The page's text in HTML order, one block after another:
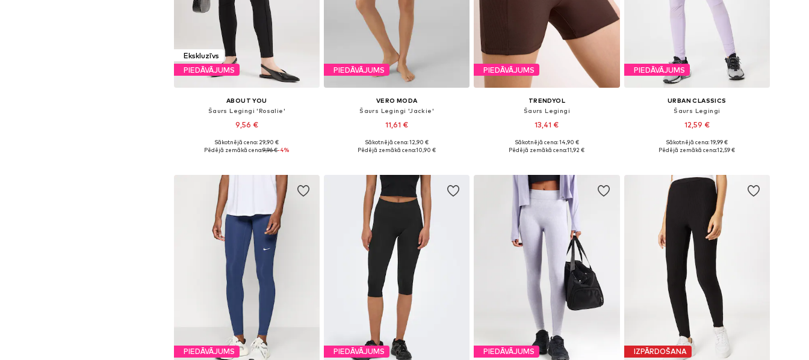
Ekskluzīvs
PIEDĀVĀJUMS
ABOUT YOU
Šaurs Legingi 'Rosalie'
9,56 €
Pieejamie izmēri: XS, S, M, L
Sākotnējā cena: 29,90 €
Pēdējā zemākā cena:9,96 €-4%
PIEDĀVĀJUMS
VERO MODA
Šaurs Legingi 'Jackie'
11,61 €
Pieejamie izmēri: XS-S, S-M, M-L, L-XL
Sākotnējā cena: 12,90 €
Pēdējā zemākā cena:10,90 €
PIEDĀVĀJUMS
TRENDYOL
Šaurs Legingi
13,41 €
Pieejamie izmēri: S, M, L
Sākotnējā cena: 14,90 €
Pēdējā zemākā cena:11,92 €
PIEDĀVĀJUMS
URBAN CLASSICS
Šaurs Legingi
12,59 €
+10
Pieejamie izmēri: S, M, L
Sākotnējā cena: 19,99 €
Pēdējā zemākā cena:12,59 €
PIEDĀVĀJUMS PIEDĀVĀJUMS PIEDĀVĀJUMS IZPĀRDOŠANA